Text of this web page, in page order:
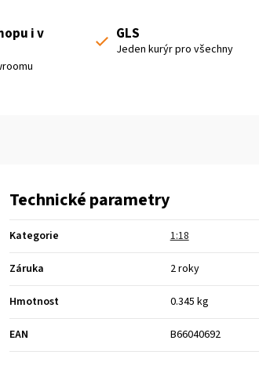
i v
GLS
Jeden kurýr pro všechny
Technické parametry
Kategorie 1:18
Záruka 2 roky
Hmotnost 0.345 kg
EAN B66040692